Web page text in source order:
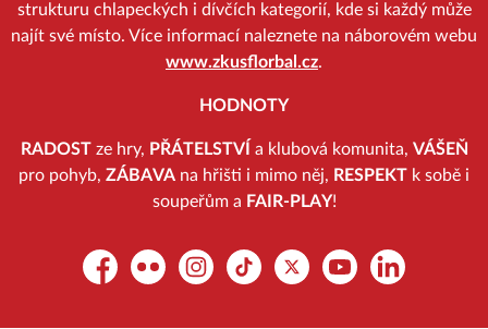
strukturu chlapeckých i dívčích kategorií, kde si každý může
najít své místo. Více informací naleznete na náborovém webu
www.zkusflorbal.cz.
HODNOTY
RADOSTze hry, PŘÁTELSTVÍ a klubová komunita, VÁŠEŇ
pro pohyb, ZÁBAVA na hřišti i mimo něj, RESPEKT k sobě i
soupeřům a FAIR-PLAY!
FacebookFlickr Instagram
TikTok Platform X
YouTubeLinkedIn